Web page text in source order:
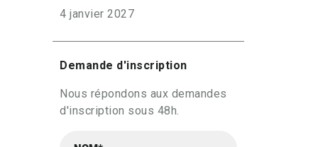
4 janvier 2027
Demande d'inscription
Nous répondons aux demandes
d'inscription sous 48h.